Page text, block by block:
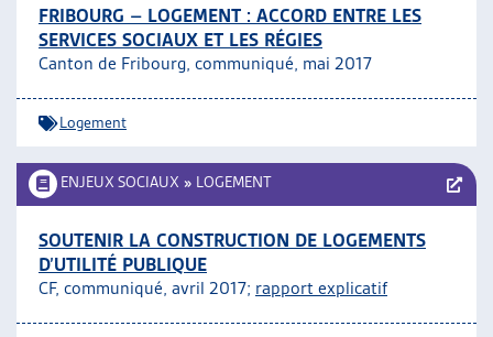
FRIBOURG – LOGEMENT : ACCORD ENTRE LES
SERVICES SOCIAUX ET LES RÉGIES
Canton de Fribourg, communiqué, mai 2017
Logement
ENJEUX SOCIAUX » LOGEMENT
SOUTENIR LA CONSTRUCTION DE LOGEMENTS
D’UTILITÉ PUBLIQUE
CF, communiqué, avril 2017; rapport explicatif